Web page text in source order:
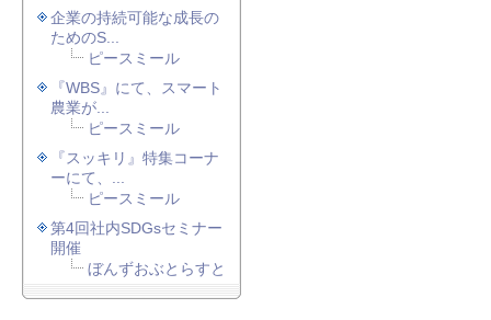
企業の持続可能な成長の
ためのS...
ピースミール
『WBS』にて、スマート
農業が...
ピースミール
『スッキリ』特集コーナ
ーにて、...
ピースミール
第4回社内SDGsセミナー
開催
ぼんずおぶとらすと